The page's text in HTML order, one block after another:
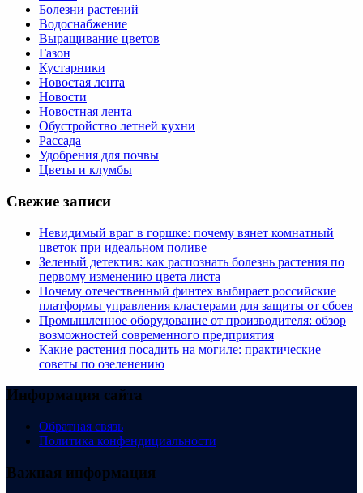
Болезни растений
Водоснабжение
Выращивание цветов
Газон
Кустарники
Новостая лента
Новости
Новостная лента
Обустройство летней кухни
Рассада
Удобрения для почвы
Цветы и клумбы
Свежие записи
Невидимый враг в горшке: почему вянет комнатный
цветок при идеальном поливе
Зеленый детектив: как распознать болезнь растения по
первому изменению цвета листа
Почему отечественный финтех выбирает российские
платформы управления кластерами для защиты от сбоев
Промышленное оборудование от производителя: обзор
возможностей современного предприятия
Какие растения посадить на могиле: практические
советы по озеленению
Информация сайта
Обратная связь
Политика конфендициальности
Важная информация